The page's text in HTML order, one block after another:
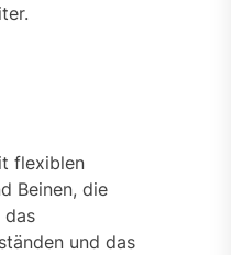
flexiblen
Beinen, die
das
und das